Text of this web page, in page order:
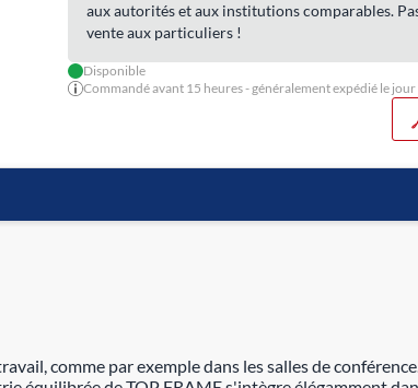
aux autorités et aux institutions comparables.
vente aux particuliers !
Disponible
Commandé avant 15 heures - généralement expédié le jour
comme par exemple dans les salles de